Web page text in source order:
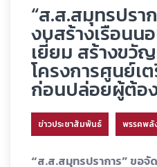
“ส.ส.สมุทรปรา
งบสร้างเรือนน
เยี่ยม สร้างขวัญ
โครงการศูนย์เ
ก่อนปล่อยผู้ต้อ
ข่าวประชาสัมพันธ์ พรรคพลั
“ส.ส.สมุทรปราการ” ขอจั